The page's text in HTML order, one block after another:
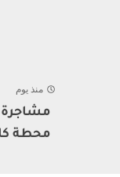
منذ يوم
مشاجرة
محطة